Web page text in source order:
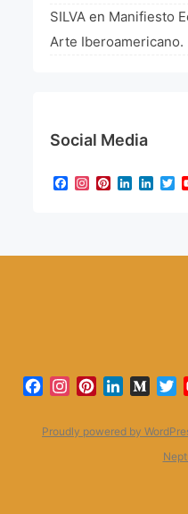
SILVA en Manifiesto
Arte Iberoamericano.
Social Media
Facebook
Instagram
Pinterest
LinkedIn
Facebook
Instagram
PinterestLinkedIn
Proudly powered by